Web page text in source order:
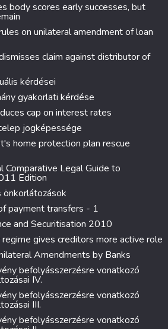
body scores early successes, but
on unilateral amendment of loan
claim against distributor of
kérdései
gyakorlati kérdése
cap on interest rates
jogképessége
home protection plan rescue
Comparative Legal Guide to
Edition
önkorlátozások
payment transfers - 1
and Securitisation 2010
gives creditors more active role
Amendments by Banks
befolyásszerzésre vonatkozó
IV.
befolyásszerzésre vonatkozó
III.
befolyásszerzésre vonatkozó